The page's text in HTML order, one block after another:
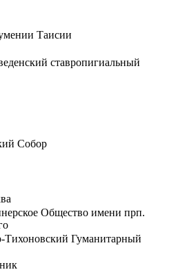
Таисии
ставропигиальный
Собор
Общество имени прп.
Тихоновский Гуманитарный